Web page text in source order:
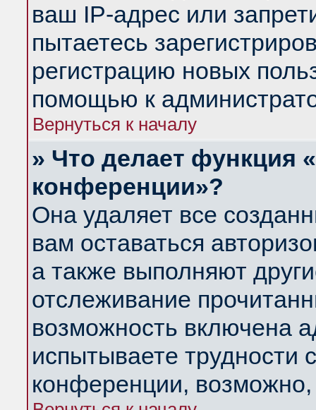
ваш IP-адрес или
пытаетесь
регистрацию новых
помощью к
Вернуться к началу
» Что делает функция
конференции»?
Она удаляет все
вам оставаться
а также выполняют
отслеживание
возможность включена
испытываете трудности
конференции,